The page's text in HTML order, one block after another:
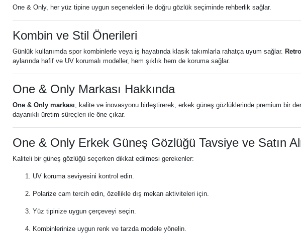
One & Only, her yüz tipine uygun seçenekleri ile doğru gözlük seçiminde rehberlik sağlar.
Kombin ve Stil Önerileri
Günlük kullanımda spor kombinlerle veya iş hayatında klasik takımlarla rahatça uyum sağlar.
aylarında hafif ve UV korumalı modeller, hem şıklık hem de koruma sağlar.
One & Only Markası Hakkında
One & Only markası, kalite ve inovasyonu birleştirerek, erkek güneş gözlüklerinde premium bir
dayanıklı üretim süreçleri ile öne çıkar.
One & Only Erkek Güneş Gözlüğü Tavsiye ve Satın
Kaliteli bir güneş gözlüğü seçerken dikkat edilmesi gerekenler:
UV koruma seviyesini kontrol edin.
Polarize cam tercih edin, özellikle dış mekan aktiviteleri için.
Yüz tipinize uygun çerçeveyi seçin.
Kombinlerinize uygun renk ve tarzda modele yönelin.